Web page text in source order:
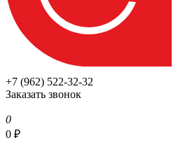
+7 (962) 522-32-32
Заказать звонок
0
0 ₽